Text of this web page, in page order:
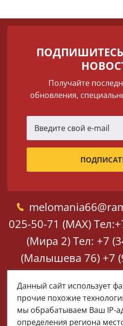
Получайте
обновления,
025-50-71 (MAX)
(Мира 2) Тел: +7
(Малышева 76) +7
(MAX)
Екатеринбург, ул. Мира
Данный сайт использует
прочие похожие
мы обрабатываем Ваш IP-
определения региона